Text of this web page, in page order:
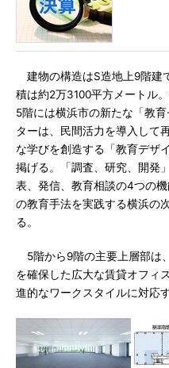
建物の構造はS造地上9階建
積は約2万3100平方メートル
5階には横浜市の新たな「教
ターは、民間活力を導入して
な学びを創造する「教育デザ
掲げる。「調査、研究、開発
表、発信、教育相談の4つの
の教育手法を実践する横浜の
る。
5階から9階の主要上層部は
を確保した広大な賃貸オフィ
進的なワークスタイルに対応